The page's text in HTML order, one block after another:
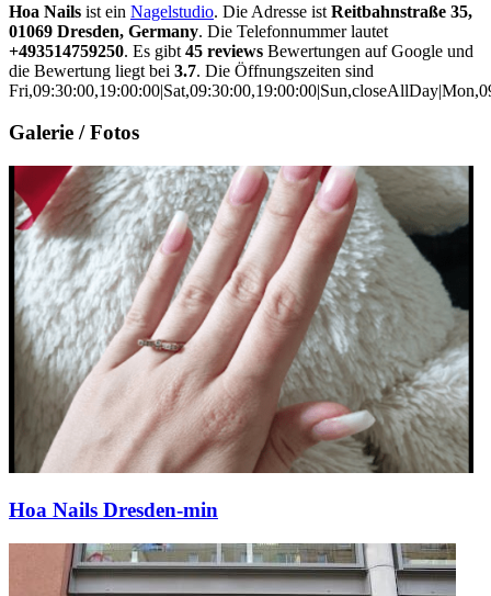
Hoa Nails ist ein Nagelstudio. Die Adresse ist Reitbahnstraße 35,
01069 Dresden, Germany. Die Telefonnummer lautet
+493514759250. Es gibt 45 reviews Bewertungen auf Google und
die Bewertung liegt bei 3.7. Die Öffnungszeiten sind
Galerie / Fotos
Hoa Nails Dresden-min